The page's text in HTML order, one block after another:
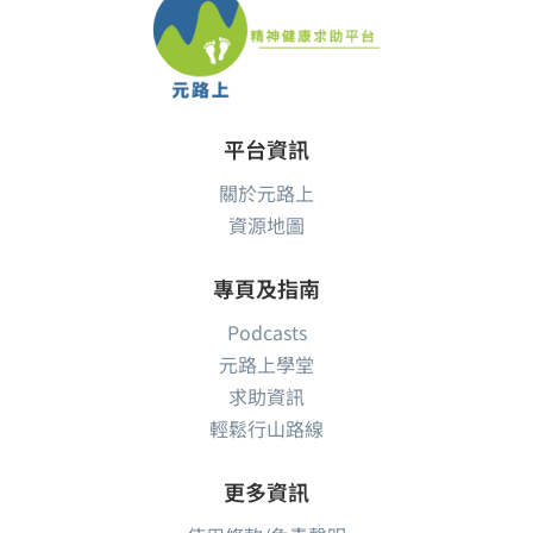
平台資訊
關於元路上
資源地圖
專頁及指南
Podcasts
元路上學堂
求助資訊
輕鬆行山路線
更多資訊